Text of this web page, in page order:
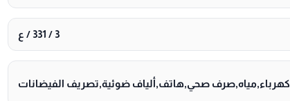
3 / 331 / ع
كهرباء,مياه,صرف صحي,هاتف,ألياف ضوئية,تصريف الفيضانات